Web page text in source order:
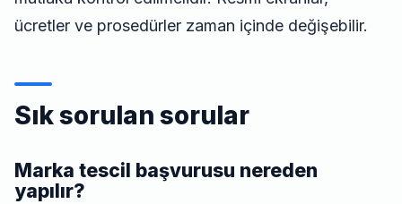
ücretler ve prosedürler zaman içinde değişebilir.
Sık sorulan sorular
Marka tescil başvurusu nereden
yapılır?